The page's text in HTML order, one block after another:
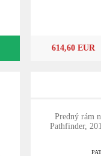
614,60 EUR
Predný rám
Pathfinder,